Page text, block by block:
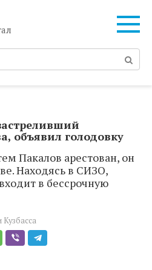
объявил голодовку
Пакалов арестован, он
Находясь в СИЗО,
в бессрочную